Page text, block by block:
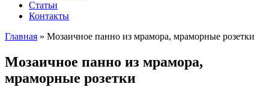
Статьи
Контакты
Главная » Мозаичное панно из мрамора, мраморные розетки
Мозаичное панно из мрамора,
мраморные розетки